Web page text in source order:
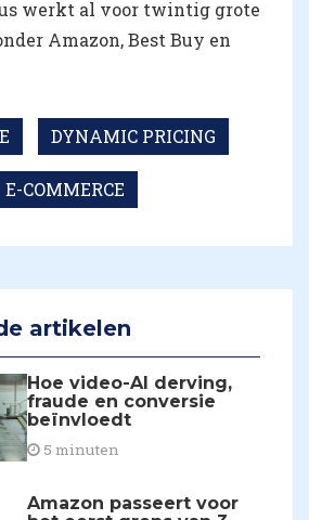
werkt al voor twintig grote
Amazon, Best Buy en
DYNAMIC PRICING
E-COMMERCE
artikelen
Hoe video-AI derving,
fraude en conversie
beïnvloedt
5 minuten
Amazon passeert voor